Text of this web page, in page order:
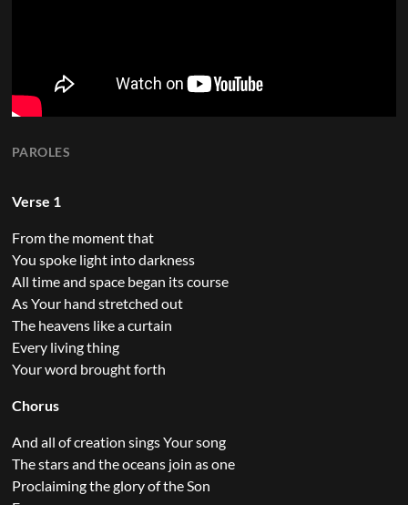
PAROLES
Verse 1
From the moment that
You spoke light into darkness
All time and space began its course
As Your hand stretched out
The heavens like a curtain
Every living thing
Your word brought forth
Chorus
And all of creation sings Your song
The stars and the oceans join as one
Proclaiming the glory of the Son